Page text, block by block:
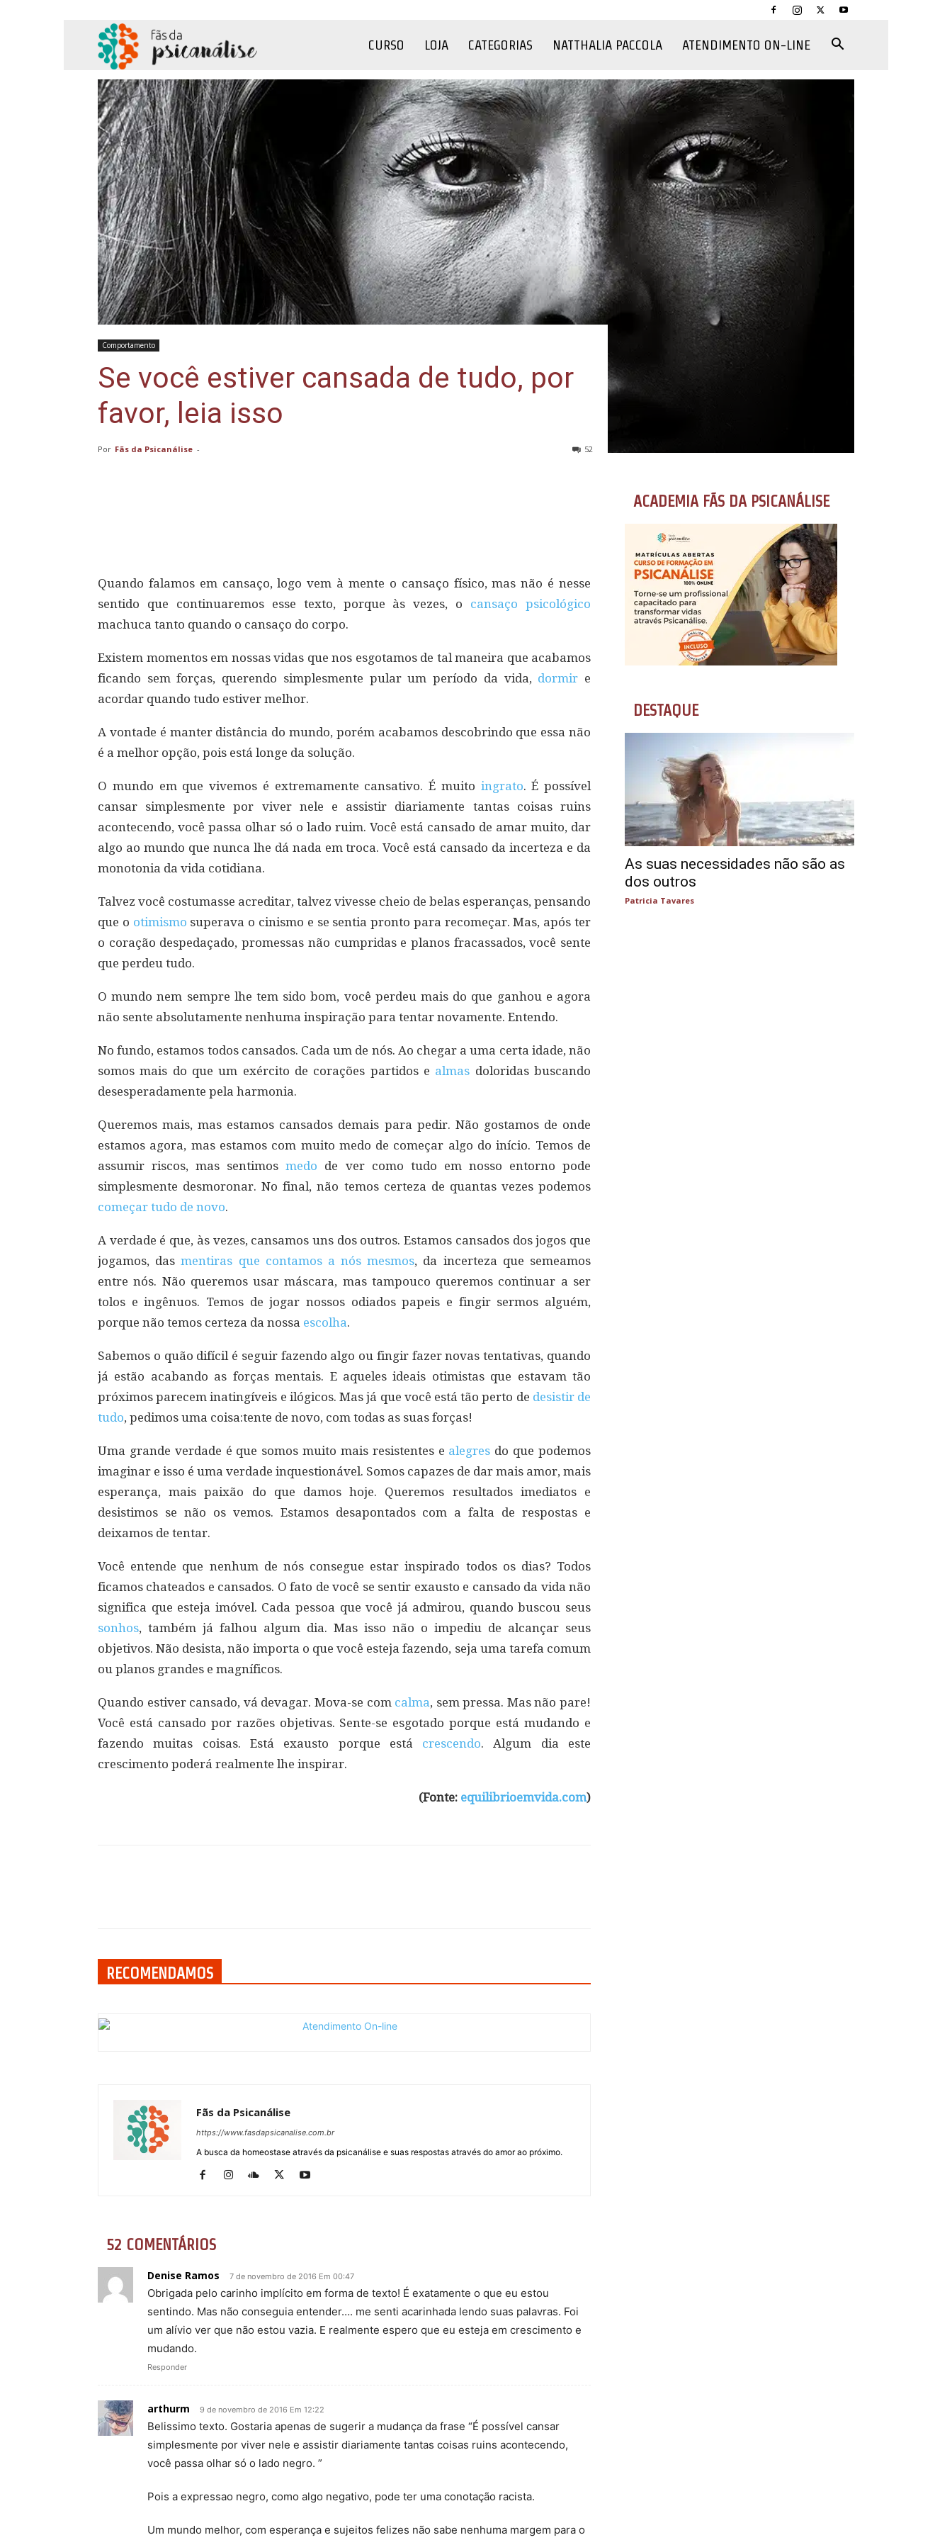
da
Psicanálise
CURSO LOJA CATEGORIAS NATTHALIA PACCOLA ATENDIMENTO ON-LINE
Comportamento
Se você estiver cansada de tudo, por
favor, leia isso
Por Fãs da Psicanálise - 52
Quando falamos em cansaço, logo vem à mente o cansaço físico, mas não é nesse
sentido que continuaremos esse texto, porque às vezes, o cansaço psicológico
machuca tanto quando o cansaço do corpo.
Existem momentos em nossas vidas que nos esgotamos de tal maneira que acabamos
ficando sem forças, querendo simplesmente pular um período da vida,dormir e
acordar quando tudo estiver melhor.
A vontade é manter distância do mundo, porém acabamos descobrindo que essa não
é a melhor opção, pois está longe da solução.
O mundo em que vivemos é extremamente cansativo. É muito ingrato. É possível
cansar simplesmente por viver nele e assistir diariamente tantas coisas ruins
acontecendo, você passa olhar só o lado ruim. Você está cansado de amar muito, dar
algo ao mundo que nunca lhe dá nada em troca. Você está cansado da incerteza e da
monotonia da vida cotidiana.
Talvez você costumasse acreditar, talvez vivesse cheio de belas esperanças, pensando
que o otimismo superava o cinismo e se sentia pronto para recomeçar. Mas, após ter
o coração despedaçado, promessas não cumpridas e planos fracassados, você sente
que perdeu tudo.
O mundo nem sempre lhe tem sido bom, você perdeu mais do que ganhou e agora
não sente absolutamente nenhuma inspiração para tentar novamente. Entendo.
No fundo, estamos todos cansados. Cada um de nós. Ao chegar a uma certa idade, não
somos mais do que um exército de corações partidos e almas doloridas buscando
desesperadamente pela harmonia.
Queremos mais, mas estamos cansados demais para pedir. Não gostamos de onde
estamos agora, mas estamos com muito medo de começar algo do início. Temos de
assumir riscos, mas sentimos medo de ver como tudo em nosso entorno pode
simplesmente desmoronar. No final, não temos certeza de quantas vezes podemos
começar tudo de novo.
A verdade é que, às vezes, cansamos uns dos outros. Estamos cansados dos jogos que
jogamos, dasmentiras que contamos a nós mesmos, da incerteza que semeamos
entre nós. Não queremos usar máscara, mas tampouco queremos continuar a ser
tolos e ingênuos. Temos de jogar nossos odiados papeis e fingir sermos alguém,
porque não temos certeza da nossa escolha.
Sabemos o quão difícil é seguir fazendo algo ou fingir fazer novas tentativas, quando
já estão acabando as forças mentais. E aqueles ideais otimistas que estavam tão
próximos parecem inatingíveis e ilógicos. Mas já que você está tão perto de desistir de
tudo, pedimos uma coisa:tente de novo, com todas as suas forças!
Uma grande verdade é que somos muito mais resistentes e alegres do que podemos
imaginar e isso é uma verdade inquestionável. Somos capazes de dar mais amor, mais
esperança, mais paixão do que damos hoje. Queremos resultados imediatos e
desistimos se não os vemos. Estamos desapontados com a falta de respostas e
deixamos de tentar.
Você entende que nenhum de nós consegue estar inspirado todos os dias? Todos
ficamos chateados e cansados. O fato de você se sentir exausto e cansado da vida não
significa que esteja imóvel. Cada pessoa que você já admirou, quando buscou seus
sonhos, também já falhou algum dia. Mas isso não o impediu de alcançar seus
objetivos. Não desista, não importa o que você esteja fazendo, seja uma tarefa comum
ou planos grandes e magníficos.
Quando estiver cansado, vá devagar. Mova-se com calma, sem pressa. Mas não pare!
Você está cansado por razões objetivas. Sente-se esgotado porque está mudando e
fazendo muitas coisas. Está exausto porque está crescendo. Algum dia este
crescimento poderá realmente lhe inspirar.
(Fonte: equilibrioemvida.com)
RECOMENDAMOS
Fãs da Psicanálise
https://www.fasdapsicanalise.com.br
A busca da homeostase através da psicanálise e suas respostas através do amor ao próximo.
52 COMENTÁRIOS
Denise Ramos 7 de novembro de 2016 Em 00:47
Obrigada pelo carinho implícito em forma de texto! É exatamente o que eu estou
sentindo. Mas não conseguia entender…. me senti acarinhada lendo suas palavras. Foi
um alívio ver que não estou vazia. E realmente espero que eu esteja em crescimento e
mudando.
Responder
arthurm 9 de novembro de 2016 Em 12:22
Belissimo texto. Gostaria apenas de sugerir a mudança da frase “É possível cansar
simplesmente por viver nele e assistir diariamente tantas coisas ruins acontecendo,
você passa olhar só o lado negro. ”
Pois a expressao negro, como algo negativo, pode ter uma conotação racista.
Um mundo melhor, com esperança e sujeitos felizes não sabe nenhuma margem para o
ACADEMIA FÃS DA PSICANÁLISE
DESTAQUE
As suas necessidades não são as
dos outros
Patricia Tavares